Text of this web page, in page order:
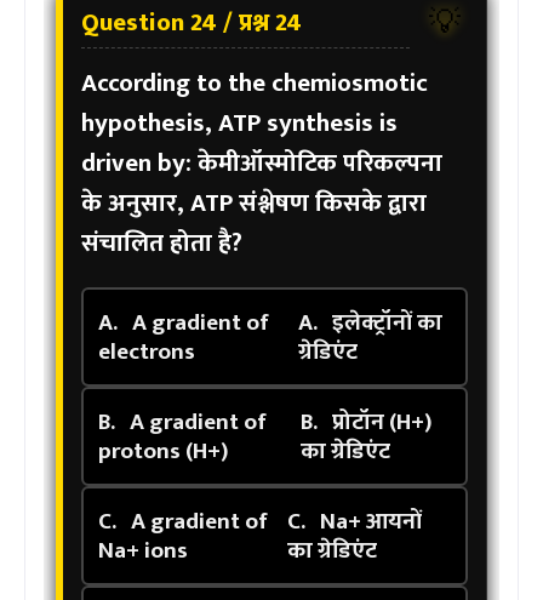
💡
Question 24 / प्रश्न 24
According to the chemiosmotic
hypothesis, ATP synthesis is
driven by:केमीऑस्मोटिक परिकल्पना
के अनुसार, ATP संश्लेषण किसके द्वारा
संचालित होता है?
A. A gradient of
electrons
A.इलेक्ट्रॉनों का
ग्रेडिएंट
B. A gradient of
protons (H+)
B.प्रोटॉन (H+)
का ग्रेडिएंट
C. A gradient of
Na+ ions
C.Na+ आयनों
का ग्रेडिएंट